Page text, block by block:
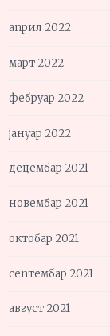
април 2022
март 2022
фебруар 2022
јануар 2022
децембар 2021
новембар 2021
октобар 2021
септембар 2021
август 2021